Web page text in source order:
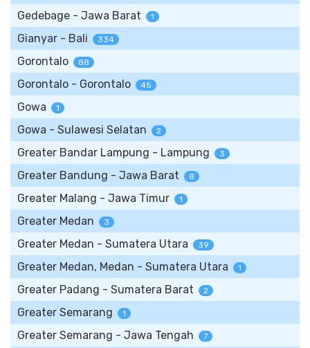
Gedebage - Jawa Barat 1
Gianyar - Bali 334
Gorontalo 88
Gorontalo - Gorontalo 45
Gowa 1
Gowa - Sulawesi Selatan 2
Greater Bandar Lampung - Lampung 3
Greater Bandung - Jawa Barat 8
Greater Malang - Jawa Timur 1
Greater Medan 3
Greater Medan - Sumatera Utara 39
Greater Medan, Medan - Sumatera Utara 1
Greater Padang - Sumatera Barat 2
Greater Semarang 1
Greater Semarang - Jawa Tengah 7